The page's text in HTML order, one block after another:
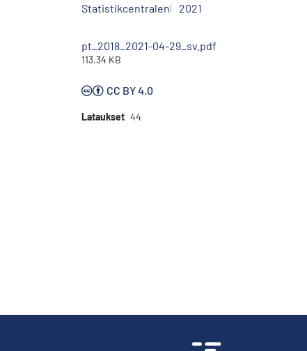
Statistikcentralen 2021
pt_2018_2021-04-29_sv.pdf
113.34 KB
CC BY 4.0
Lataukset 44